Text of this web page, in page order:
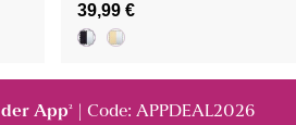
39,99 €
App² | Code: APPDEAL2026